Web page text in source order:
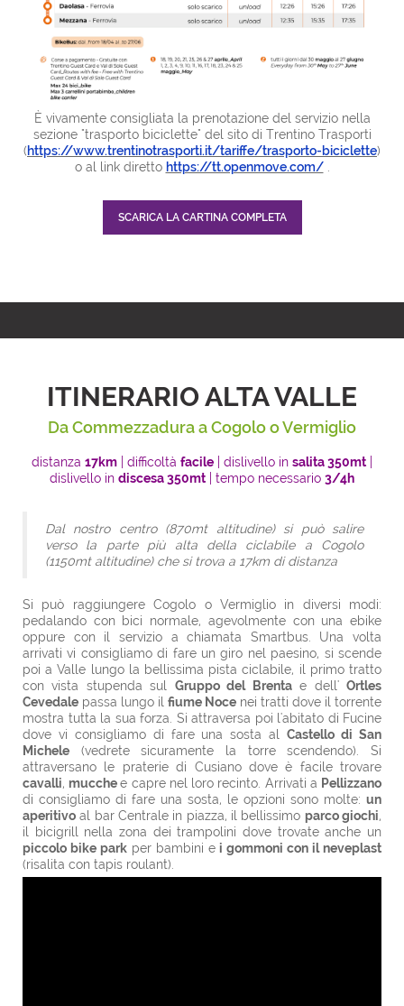
È vivamente consigliata la prenotazione del servizio nella
sezione "trasporto biciclette" del sito di Trentino Trasporti
(https://www.trentinotrasporti.it/tariffe/trasporto-biciclette)
o al link diretto https://tt.openmove.com/.
SCARICA LA CARTINA COMPLETA
ITINERARIO ALTA VALLE
Da Commezzadura a Cogolo o Vermiglio
distanza 17km | difficoltà facile | dislivello in salita 350mt
dislivello in discesa 350mt | tempo necessario 3/4h
Dal nostro centro (870mt altitudine) si può salire
verso la parte più alta della ciclabile a Cogolo
(1150mt altitudine) che si trova a 17km di distanza
Si può raggiungere Cogolo o Vermiglio in diversi modi:
pedalando con bici normale, agevolmente con una ebike
oppure con il servizio a chiamata Smartbus. Una volta
arrivati vi consigliamo di fare un giro nel paesino, si scende
poi a Valle lungo la bellissima pista ciclabile, il primo tratto
con vista stupenda sul Gruppo del Brentae dell'Ortles
Cevedale passa lungo il fiume Noce nei tratti dove il torrente
mostra tutta la sua forza. Si attraversa poi l'abitato di Fucine
dove vi consigliamo di fare una sosta alCastello di San
Michele (vedrete sicuramente la torre scendendo). Si
attraversano le praterie di Cusiano dove è facile trovare
cavalli,mucchee capre nel loro recinto. Arrivati a Pellizzano
di consigliamo di fare una sosta, le opzioni sono molte: un
aperitivo al bar Centrale in piazza, il bellissimo parco giochi,
il bicigrill nella zona dei trampolini dove trovate anche un
piccolo bike park per bambini e i gommoni con il neveplast
(risalita con tapis roulant).